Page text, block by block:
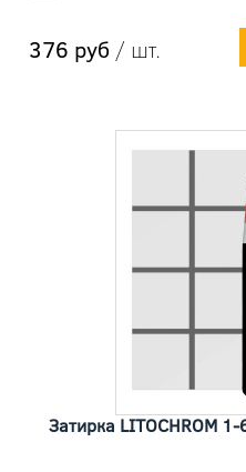
376 руб / шт.
Затирка LITOCHROM